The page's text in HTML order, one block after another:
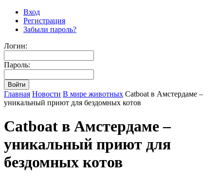
Вход
Регистрация
Забыли пароль?
Логин:
Пароль:
Главная Новости В мире животных Catboat в Амстердаме –
уникальный приют для бездомных котов
Catboat в Амстердаме –
уникальный приют для
бездомных котов